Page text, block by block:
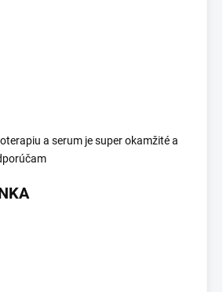
a serum je super okamžité a